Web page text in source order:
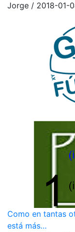
Jorge / 2018-01-
Como en tantas
está más…